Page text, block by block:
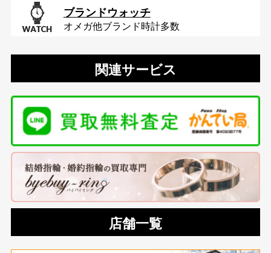
ブランドウォッチ
オメガ他ブランド時計多数
関連サービス
店舗一覧